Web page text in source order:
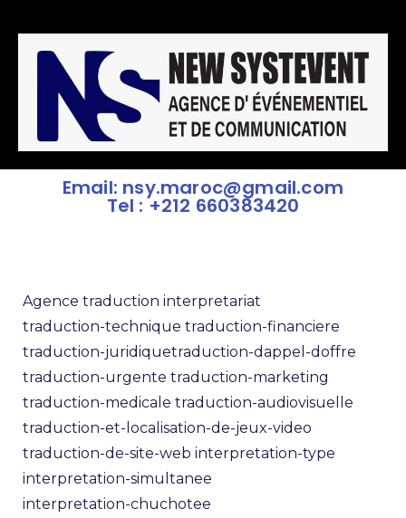
Email: nsy.maroc@gmail.com
Tel : +212 660383420
Agence traduction interpretariat
traduction-technique traduction-financiere
traduction-juridiquetraduction-dappel-doffre
traduction-urgente traduction-marketing
traduction-medicale traduction-audiovisuelle
traduction-et-localisation-de-jeux-video
traduction-de-site-web interpretation-type
interpretation-simultanee
interpretation-chuchotee